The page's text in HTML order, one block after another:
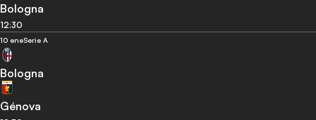
Bologna
12:30
10 eneSerie A
Bologna
Génova